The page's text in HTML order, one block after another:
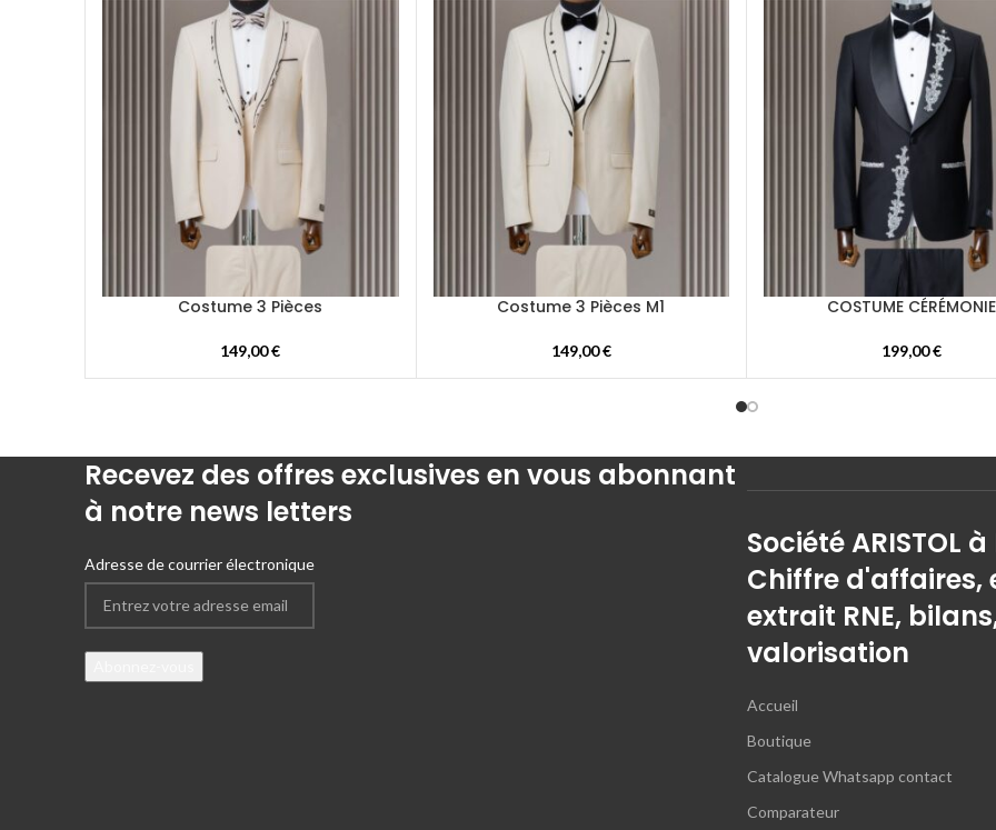
Costume 3 Pièces
149,00€
Costume 3 Pièces M1
149,00€
COSTUME CÉRÉMONIE
199,00€
Recevez des offres exclusives en vous abonnant
à notre news letters
Adresse de courrier électronique
Société ARISTOL
Chiffre d'affaires,
extrait RNE,
valorisation
Accueil
Boutique
Catalogue Whatsapp contact
Comparateur